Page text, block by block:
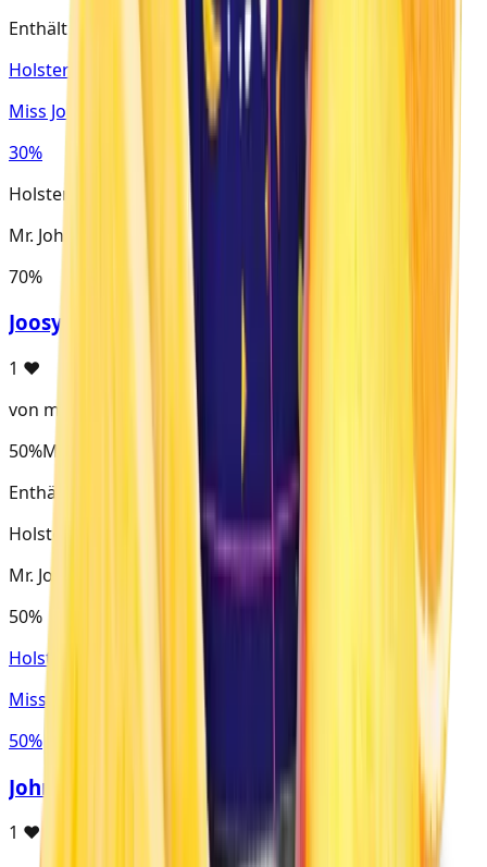
Enthält Mr. John
Holster · Virginia
Miss Joosy
30%
Holster · Virginia
Mr. John
70%
JoosyJohn
1 ♥
von maxnagel
50%Mr. John
Enthält Mr. John
Holster · Virginia
Mr. John
50%
Holster · Virginia
Miss Joosy
50%
JohnGrape
1 ♥